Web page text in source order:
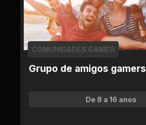
Grupo de amigos gamers
COMUNIDADES GAMER
De 8 a 16 anos